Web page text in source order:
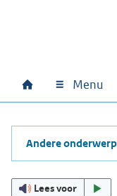
Hoofdnavigatie
Home Menu
Andere
Lees voor